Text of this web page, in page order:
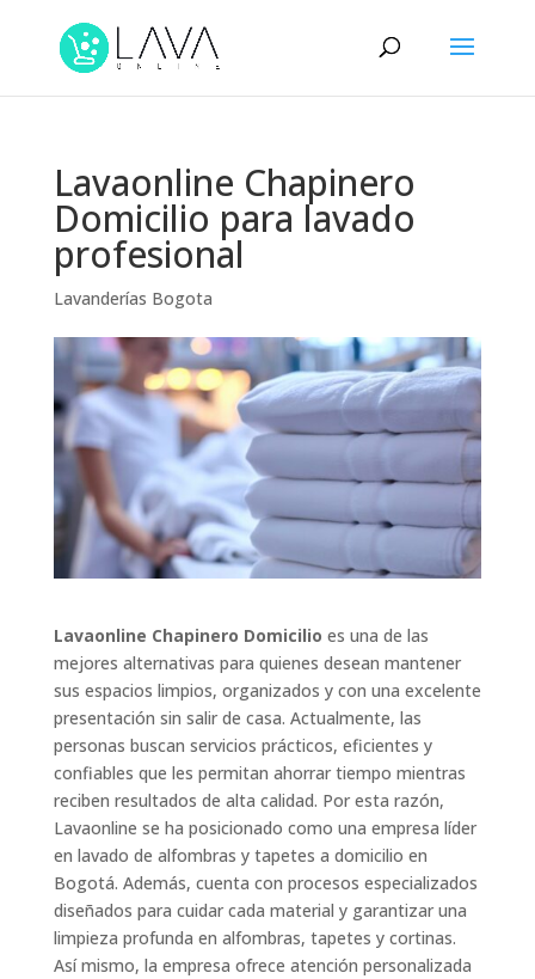
Lavaonline Chapinero
Domicilio para lavado
profesional
Lavanderías Bogota
Lavaonline Chapinero Domicilio es una de las
mejores alternativas para quienes desean mantener
sus espacios limpios, organizados y con una excelente
presentación sin salir de casa. Actualmente, las
personas buscan servicios prácticos, eficientes y
confiables que les permitan ahorrar tiempo mientras
reciben resultados de alta calidad. Por esta razón,
Lavaonline se ha posicionado como una empresa líder
en lavado de alfombras y tapetes a domicilio en
Bogotá. Además, cuenta con procesos especializados
diseñados para cuidar cada material y garantizar una
limpieza profunda en alfombras, tapetes y cortinas.
Así mismo, la empresa ofrece atención personalizada